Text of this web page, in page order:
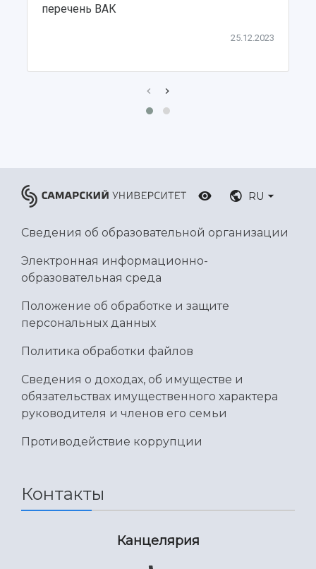
перечень ВАК
25.12.2023
RU
Сведения об образовательной организации
Электронная информационно-
образовательная среда
Положение об обработке и защите
персональных данных
Политика обработки файлов
Сведения о доходах, об имуществе и
обязательствах имущественного характера
руководителя и членов его семьи
Противодействие коррупции
Контакты
Канцелярия